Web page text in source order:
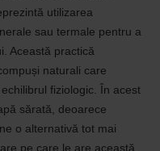
utilizarea
sau termale pentru a
Această practică
naturali care
fiziologic. În acest
sărată, deoarece
o alternativă tot mai
pe care le are această